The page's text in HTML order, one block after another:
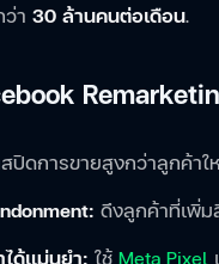
า 30 ล้านคนต่อเดือน.
ปิดการขายสูงกว่าลูกค้าใ
ดึงลูกค้าที่เพิ่ม
ด้แม่นยำ: ใช้ Meta Pixel